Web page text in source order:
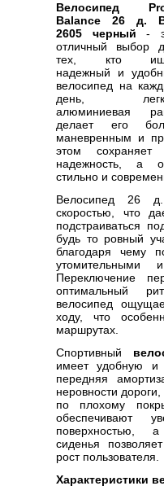
Велосипед
Balance 26 д.
2605 черный -
отличный выбор
тех, кто
надежный и
велосипед на
день,
алюминиевая
делает его
маневренным и
этом
надежность, а
стильно и
Велосипед 26
скоростью, что
подстраиваться
будь то ровный
благодаря чему
утомительными
Переключение
оптимальный
велосипед
ходу, что
маршрутах.
Спортивный
имеет удобную и
передняя
неровности
по плохому
обеспечивают
поверхностью,
сиденья
рост пользователя.
Характеристики